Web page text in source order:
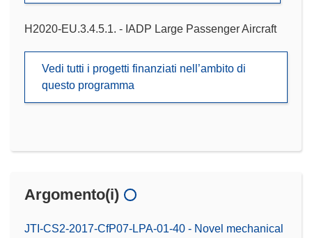
H2020-EU.3.4.5.1. - IADP Large Passenger Aircraft
Vedi tutti i progetti finanziati nell’ambito di
questo programma
Argomento(i)
JTI-CS2-2017-CfP07-LPA-01-40 - Novel mechanical